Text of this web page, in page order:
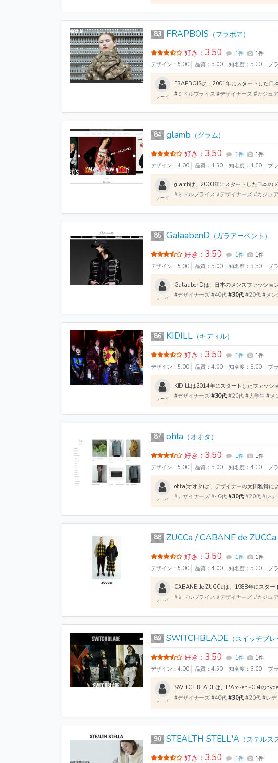
83 FRAPBOIS （フラボア）
好き： 3.50 1件
1件
デザイン：5.00
品質：5.00 知名度：5.00 ブ
ノーイ
#ミドルプライス #デザイナーズ #カジュ
84 glamb （グラム）
好き： 3.50 1件
1件
デザイン：4.00
品質：4.50 知名度：4.00 ブ
ノーイ
#ミドルプライス #デザイナーズ #カジュ
85 GalaabenD（ガラアーベント）
好き： 3.50 1件
1件
デザイン：5.00
品質：5.00 知名度：3.50 ブ
ノーイ
#デザイナーズ #40代#30代 #20代 #メン
86 KIDILL（キディル）
好き： 3.50 1件
1件
デザイン：5.00
品質：4.00 知名度：3.00 ブ
ノーイ
#デザイナーズ#30代 #20代 #大学生 #メ
87 ohta（オオタ）
好き： 3.50 1件
1件
デザイン：5.00
品質：5.00 知名度：4.00 ブ
ノーイ
#デザイナーズ #40代#30代 #20代 #レデ
88 ZUCCa / CABANE de ZUCCa
好き： 3.50 1件
1件
デザイン：5.00
品質：4.00 知名度：5.00 ブ
ノーイ
#ミドルプライス #デザイナーズ #カジュ
89 SWITCHBLADE（スイッチブレ
好き： 3.50 1件
1件
デザイン：4.00
品質：4.50 知名度：3.00 ブ
ノーイ
#デザイナーズ #40代#30代 #20代 #レデ
90 STEALTH STELL'A （ステルス
好き： 3.50 1件 1件